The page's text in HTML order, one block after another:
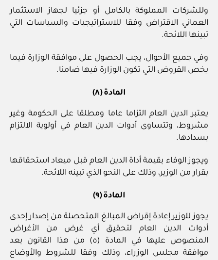
وللشركات المملوكة بالكامل أو جزئيا لجهاز الاستثمار
العماني الاقتراض وفقا للاستراتيجيات والسياسات التي
تبينها اللائحة.
وفي جميع الأحوال، يجب الحصول على موافقة الوزارة فيما
يخص القروض التي تكون الوزارة فيها ضامنا.
المادة (٨)
يعتبر الدين العام التزاما عاما ومطلقا على الحكومة وغير
مشروط، وتتساوى أدوات الدين العام في أولوية الالتزام
بسدادها.
ويجوز الوفاء بقيمة أداة الدين العام قبل ميعاد استحقاقها
بقرار من الوزير، وذلك على النحو الذي تبينه اللائحة.
المادة (٩)
يجوز للوزير إعادة إقراض المبالغ المتحصلة من إصدار إحدى
أدوات الدين العام لتحقيق أي غرض من الأغراض
المنصوص عليها في المادة (٥) من هذا القانون بعد
موافقة مجلس الوزراء، وذلك وفقا للشروط والأوضاع